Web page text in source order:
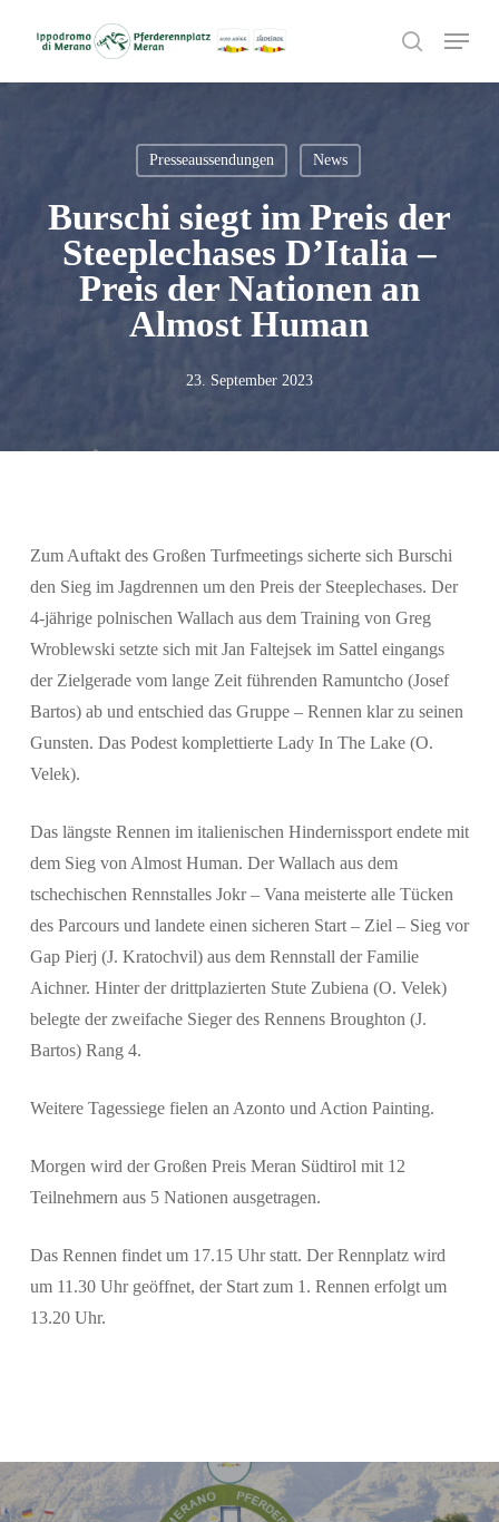
search
Menu
Suchen
Presseaussendungen News
Burschi siegt im Preis der
Steeplechases D’Italia –
Preis der Nationen an
Almost Human
23. September 2023
Zum Auftakt des Großen Turfmeetings sicherte sich Burschi
den Sieg im Jagdrennen um den Preis der Steeplechases. Der
4-jährige polnischen Wallach aus dem Training von Greg
Wroblewski setzte sich mit Jan Faltejsek im Sattel eingangs
der Zielgerade vom lange Zeit führenden Ramuntcho (Josef
Bartos) ab und entschied das Gruppe – Rennen klar zu seinen
Gunsten. Das Podest komplettierte Lady In The Lake (O.
Velek).
Das längste Rennen im italienischen Hindernissport endete mit
dem Sieg von Almost Human. Der Wallach aus dem
tschechischen Rennstalles Jokr – Vana meisterte alle Tücken
des Parcours und landete einen sicheren Start – Ziel – Sieg vor
Gap Pierj (J. Kratochvil) aus dem Rennstall der Familie
Aichner. Hinter der drittplazierten Stute Zubiena (O. Velek)
belegte der zweifache Sieger des Rennens Broughton (J.
Bartos) Rang 4.
Weitere Tagessiege fielen an Azonto und Action Painting.
Morgen wird der Großen Preis Meran Südtirol mit 12
Teilnehmern aus 5 Nationen ausgetragen.
Das Rennen findet um 17.15 Uhr statt. Der Rennplatz wird
um 11.30 Uhr geöffnet, der Start zum 1. Rennen erfolgt um
13.20 Uhr.